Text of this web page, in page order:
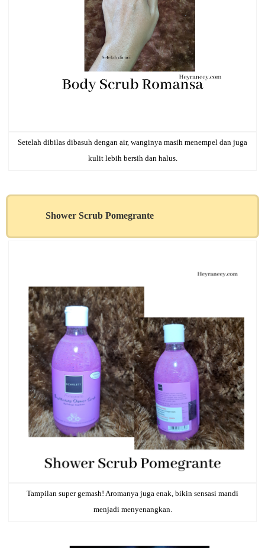
Setelah dibilas dibasuh dengan air, wanginya masih menempel dan juga
kulit lebih bersih dan halus.
Shower Scrub Pomegrante
Tampilan super gemash! Aromanya juga enak, bikin sensasi mandi
menjadi menyenangkan.